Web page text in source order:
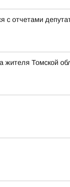
с отчетами
Томской